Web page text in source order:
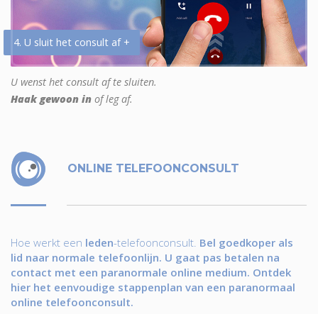
4. U sluit het consult af +
U wenst het consult af te sluiten.
Haak gewoon in of leg af.
ONLINE TELEFOONCONSULT
Hoe werkt een leden-telefoonconsult. Bel goedkoper als
lid naar normale telefoonlijn. U gaat pas betalen na
contact met een paranormale online medium. Ontdek
hier het eenvoudige stappenplan van een paranormaal
online telefoonconsult.